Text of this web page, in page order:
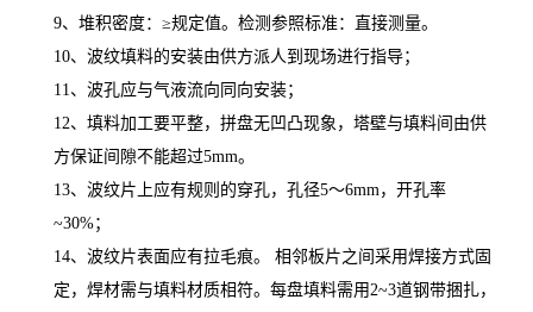
9、堆积密度：≥规定值。检测参照标准：直接测量。
10、波纹填料的安装由供方派人到现场进行指导；
11、波孔应与气液流向同向安装；
12、填料加工要平整，拼盘无凹凸现象，塔壁与填料间由供
方保证间隙不能超过5mm。
13、波纹片上应有规则的穿孔，孔径5～6mm，开孔率
~30%；
14、波纹片表面应有拉毛痕。 相邻板片之间采用焊接方式固
定，焊材需与填料材质相符。每盘填料需用2~3道钢带捆扎，